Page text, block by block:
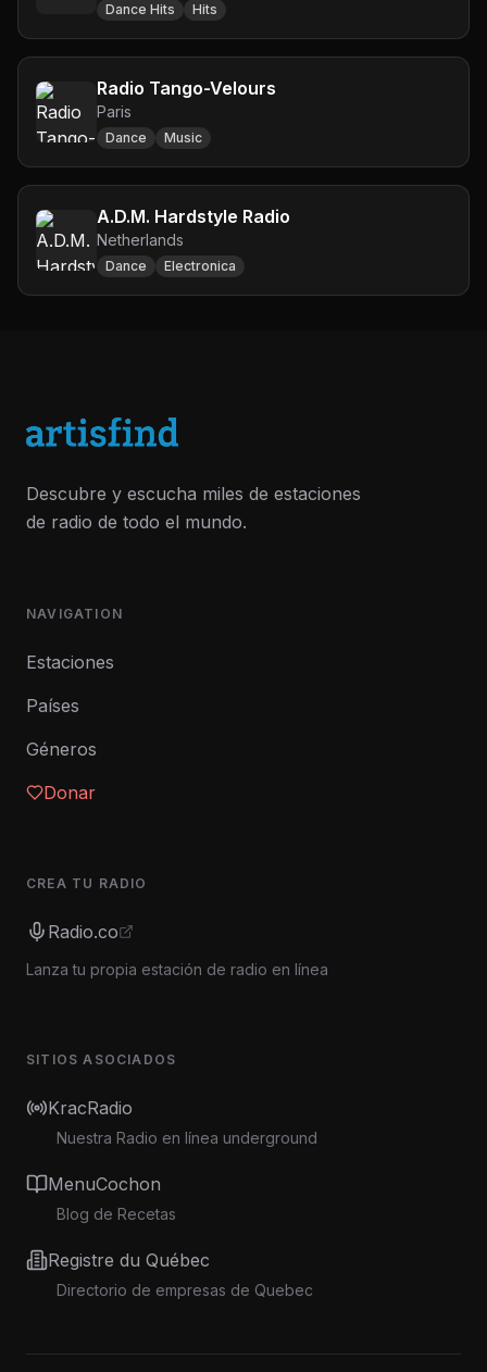
Dance Hits Hits
Radio Tango-Velours
Paris
Dance Music
A.D.M. Hardstyle Radio
Netherlands
Dance Electronica
Descubre y escucha miles de estaciones
de radio de todo el mundo.
NAVIGATION
Estaciones
Países
Géneros
Donar
CREA TU RADIO
Radio.co
Lanza tu propia estación de radio en línea
SITIOS ASOCIADOS
KracRadio
Nuestra Radio en línea underground
MenuCochon
Blog de Recetas
Registre du Québec
Directorio de empresas de Quebec